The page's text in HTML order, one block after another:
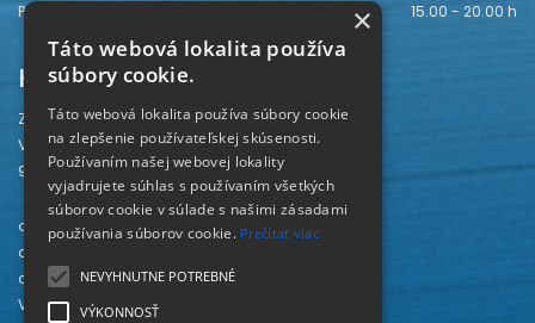
Piatok
15.00 - 20.00 h
Kontakt
Záhorská knižnica
Vajanského 28
905 01 Senica
odd. beletrie 034/654 3780
odd. odbornej literatúry 034/651 2710
odd. pre deti a mládež 034/654 6519
Viac kontaktov nájdete
×
Táto webová lokalita používa
súbory cookie.
Táto webová lokalita používa súbory cookie
na zlepšenie používateľskej skúsenosti.
Používaním našej webovej lokality
vyjadrujete súhlas s používaním všetkých
súborov cookie v súlade s našimi zásadami
používania súborov cookie. Prečítať viac
NEVYHNUTNE POTREBNÉ
VÝKONNOSŤ